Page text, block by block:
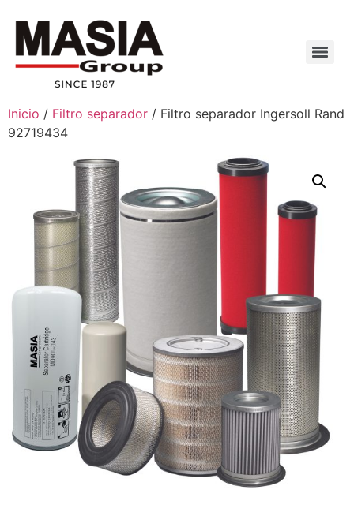
Inicio / Filtro separador / Filtro separador Ingersoll Rand
92719434